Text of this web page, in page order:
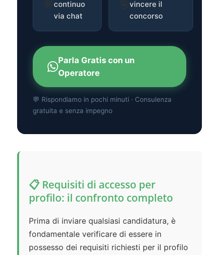
💬 continuo
via chat
🎯 vincere il
concorso
Parla Gratis con un
Operatore
💬 Rispondiamo in pochi minuti · Consulenza
gratuita e senza impegno
📋 Requisiti di accesso per
profilo: il confronto completo
Prima di inviare qualsiasi candidatura, è
fondamentale verificare di essere in
possesso dei requisiti richiesti per il profilo